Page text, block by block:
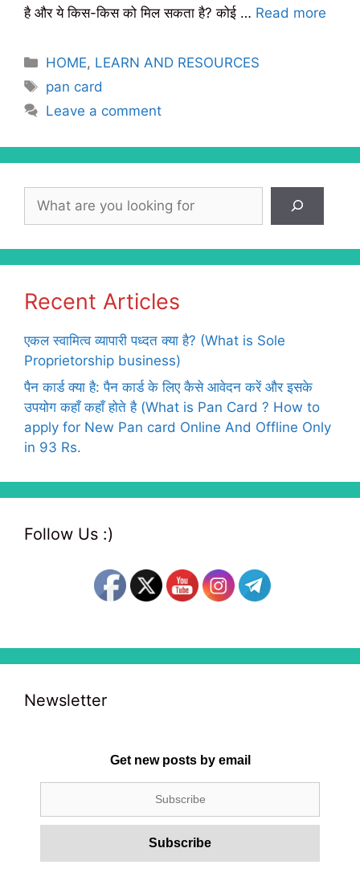
है और ये किस-किस को मिल सकता है? कोई … Read more
Categories
HOME, LEARN AND RESOURCES
Tags
pan card
Leave a comment
Recent Articles
एकल स्वामित्व व्यापारी पध्दत क्या है? (What is Sole
Proprietorship business)
पैन कार्ड क्या है: पैन कार्ड के लिए कैसे आवेदन करें और इसके
उपयोग कहाँ कहाँ होते है (What is Pan Card ? How to
apply for New Pan card Online And Offline Only
in 93 Rs.
Follow Us :)
Newsletter
Get new posts by email